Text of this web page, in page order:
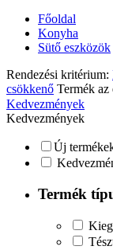
Főoldal
Konyha
Sütő eszközök
Rendezési kritérium:
csökkenő Termék az
Kedvezmények
Kedvezmények
Új
Termék